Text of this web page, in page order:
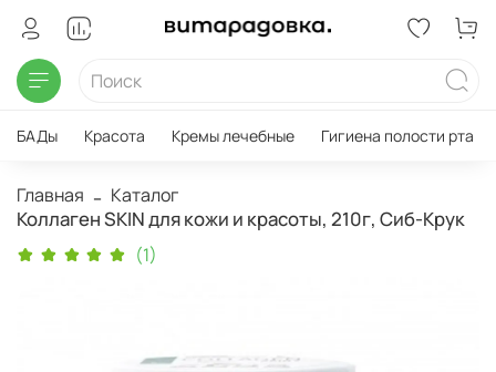
БАДы Красота Кремы лечебные Гигиена полости рта
Главная Каталог
Коллаген SKIN для кожи и красоты, 210г, Сиб-Крук
(1)